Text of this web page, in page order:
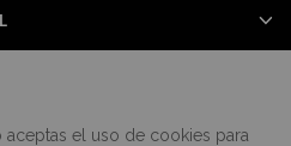
aceptas el uso de cookies para